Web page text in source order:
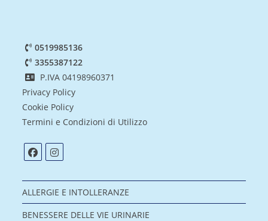
0519985136
3355387122
P.IVA 04198960371
Privacy Policy
Cookie Policy
Termini e Condizioni di Utilizzo
ALLERGIE E INTOLLERANZE
BENESSERE DELLE VIE URINARIE